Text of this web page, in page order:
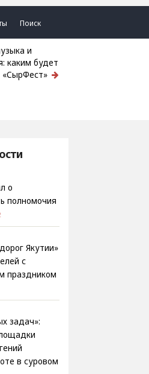
Поиск
каким будет
«СырФест»
о
полномочия
Якутии»
с
праздником
задач»:
в суровом